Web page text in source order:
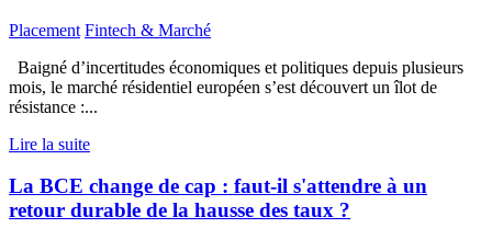
Placement Fintech & Marché
Baigné d’incertitudes économiques et politiques depuis plusieurs
mois, le marché résidentiel européen s’est découvert un îlot de
résistance :...
Lire la suite
La BCE change de cap : faut-il s'attendre à un
retour durable de la hausse des taux ?